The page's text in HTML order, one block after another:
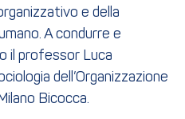
e della
A condurre e
il professor Luca
dell’Organizzazione
Bicocca.